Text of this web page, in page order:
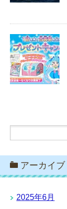
アーカイブ
2025年6月